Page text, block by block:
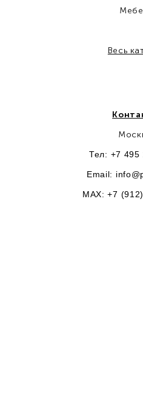
Весь
Тел: +7 495
Email:
MAX: +7